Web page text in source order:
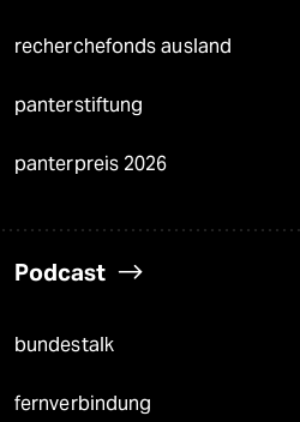
recherchefonds ausland
panterstiftung
panterpreis 2026
Podcast
bundestalk
fernverbindung